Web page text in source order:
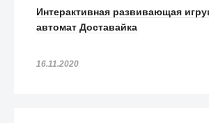
Интерактивная развивающая
автомат Доставайка
16.11.2020